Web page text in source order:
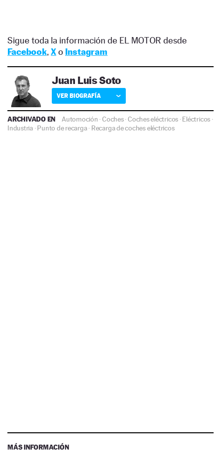
Sigue toda la información de EL MOTOR desde
Facebook, Xo Instagram
Juan Luis Soto
VER BIOGRAFÍA
ARCHIVADO EN Automoción ·Coches·Coches eléctricos ·Eléctricos ·
Industria·Punto de recarga· Recarga de coches eléctricos
MÁS INFORMACIÓN